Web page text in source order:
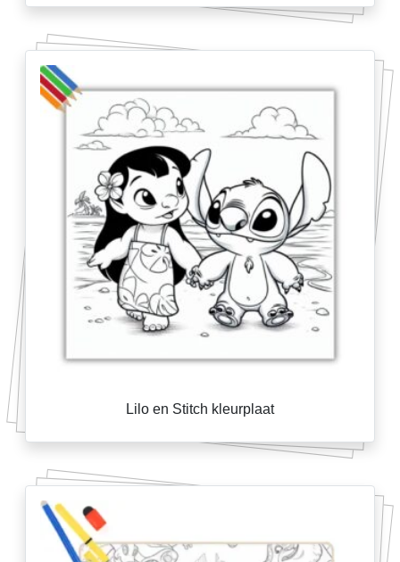
Lilo en Stitch kleurplaat